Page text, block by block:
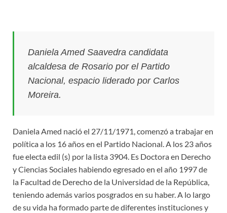
Daniela Amed Saavedra candidata
alcaldesa de Rosario por el Partido
Nacional, espacio liderado por Carlos
Moreira.
Daniela Amed nació el 27/11/1971, comenzó a trabajar en
política a los 16 años en el Partido Nacional. A los 23 años
fue electa edil (s) por la lista 3904. Es Doctora en Derecho
y Ciencias Sociales habiendo egresado en el año 1997 de
la Facultad de Derecho de la Universidad de la República,
teniendo además varios posgrados en su haber. A lo largo
de su vida ha formado parte de diferentes instituciones y